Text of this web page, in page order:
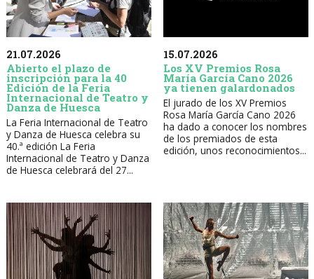
21.07.2026
Abierto el plazo de
inscripción para la 40
Edición de la Feria
Internacional de Teatro y
Danza de Huesca
La Feria Internacional de Teatro
y Danza de Huesca celebra su
40.ª edición La Feria
Internacional de Teatro y Danza
de Huesca celebrará del 27...
15.07.2026
Los XV Premios Rosa
María García Cano 2026
ya tienen galardonados
El jurado de los XV Premios
Rosa María García Cano 2026
ha dado a conocer los nombres
de los premiados de esta
edición, unos reconocimientos...